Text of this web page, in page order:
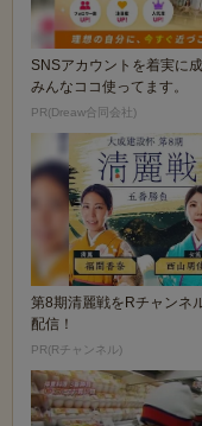
SNSアカウントを着実に
みんなココ使ってます。
PR(Dreaw合同会社)
第8期清麗戦をRチャンネ
配信！
PR(Rチャンネル)